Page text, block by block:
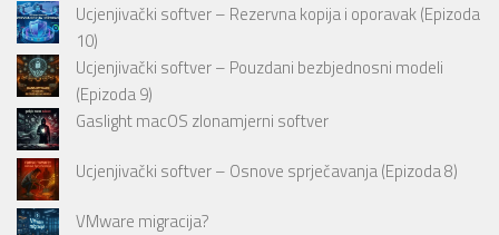
Ucjenjivački softver – Rezervna kopija i oporavak (Epizoda
10)
Ucjenjivački softver – Pouzdani bezbjednosni modeli
(Epizoda 9)
Gaslight macOS zlonamjerni softver
Ucjenjivački softver – Osnove sprječavanja (Epizoda 8)
VMware migracija?